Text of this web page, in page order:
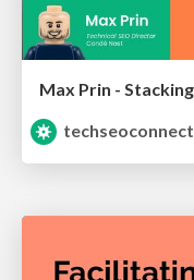
techseoconnect